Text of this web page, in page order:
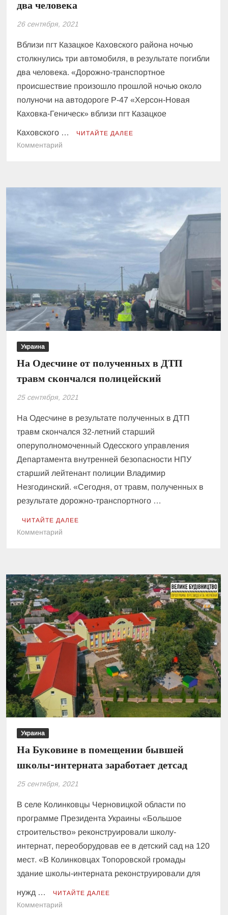
два человека
26 сентября, 2021
Вблизи пгт Казацкое Каховского района ночью
столкнулись три автомобиля, в результате погибли
два человека. «Дорожно-транспортное
происшествие произошло прошлой ночью около
полуночи на автодороге Р-47 «Херсон-Новая
Каховка-Геническ» вблизи пгт Казацкое
Каховского … ЧИТАЙТЕ ДАЛЕЕ
Комментарий
человека
Украина
На Одесчине от полученных в ДТП
травм скончался полицейский
25 сентября, 2021
На Одесчине в результате полученных в ДТП
травм скончался 32-летний старший
оперуполномоченный Одесского управления
Департамента внутренней безопасности НПУ
старший лейтенант полиции Владимир
Незгодинский. «Сегодня, от травм, полученных в
результате дорожно-транспортного …
ЧИТАЙТЕ ДАЛЕЕ
Комментарий
полученных
в
ДТП
травм
скончался
полицейский
Украина
На Буковине в помещении бывшей
школы-интерната заработает детсад
25 сентября, 2021
В селе Колинковцы Черновицкой области по
программе Президента Украины «Большое
строительство» реконструировали школу-
интернат, переоборудовав ее в детский сад на 120
мест. «В Колинковцах Топоровской громады
здание школы-интерната реконструировали для
нужд … ЧИТАЙТЕ ДАЛЕЕ
Комментарий